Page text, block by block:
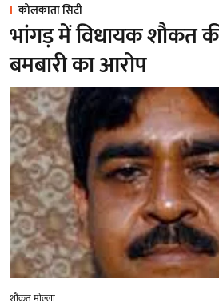
कोलकाता सिटी
भांगड़ में विधायक शौकत
बमबारी का आरोप
शौकत मोल्ला